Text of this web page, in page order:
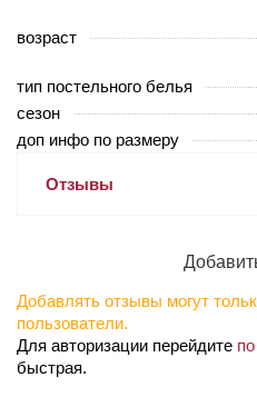
возраст
тип постельного белья
сезон
доп инфо по размеру
Отзывы
Добавлять отзывы могут
пользователи.
Для авторизации перейдите
быстрая.